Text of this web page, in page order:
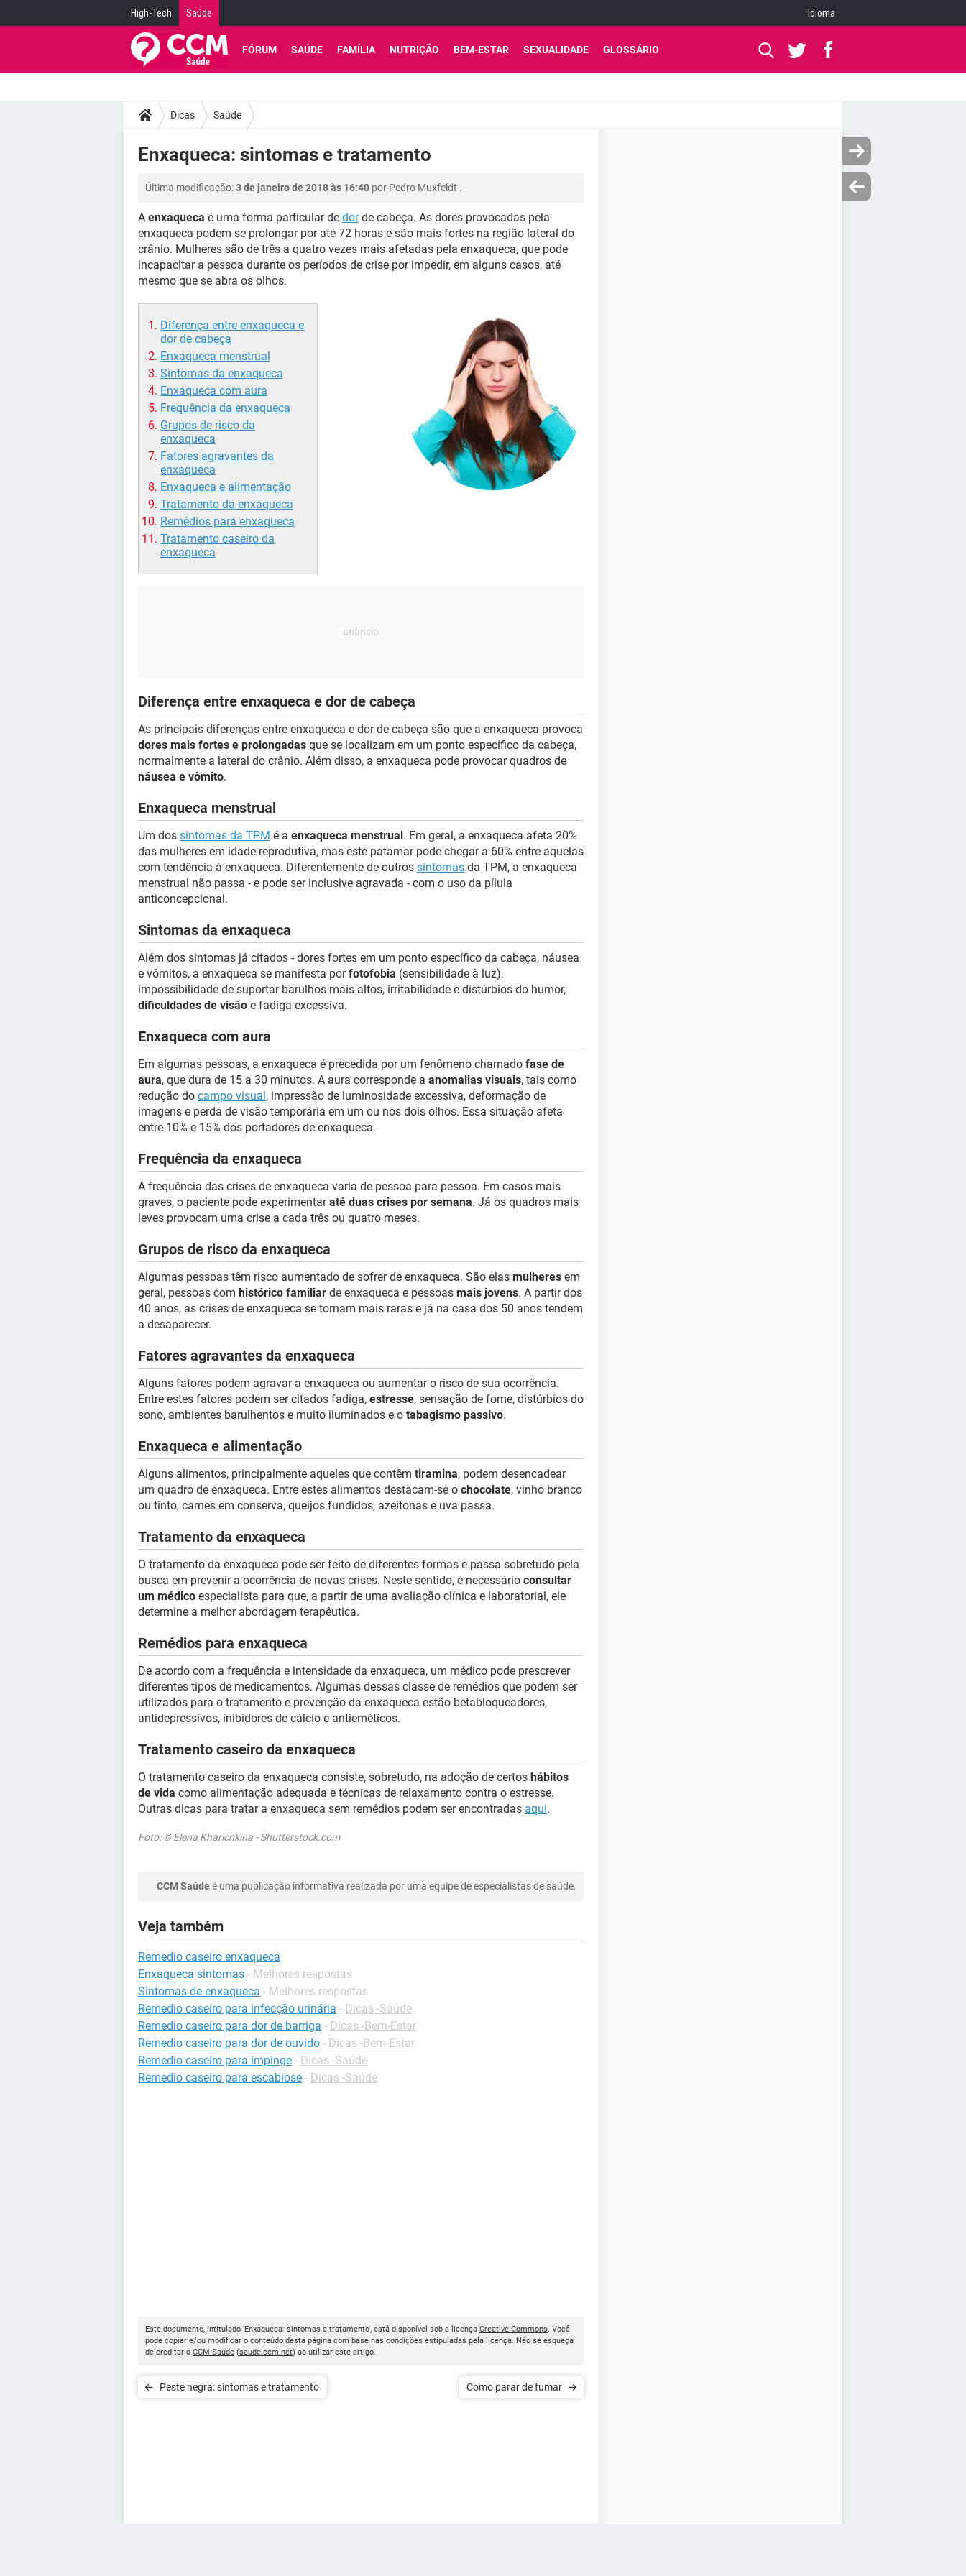
High-Tech Saúde Idioma
FÓRUM SAÚDE FAMÍLIA NUTRIÇÃO BEM-ESTAR SEXUALIDADE GLOSSÁRIO
Dicas Saúde
Enxaqueca: sintomas e tratamento
Última modificação:3 de janeiro de 2018 às 16:40 por Pedro Muxfeldt .
A enxaqueca é uma forma particular de dorde cabeça. As dores provocadas pela
enxaqueca podem se prolongar por até 72 horas e são mais fortes na região lateral do
crânio. Mulheres são de três a quatro vezes mais afetadas pela enxaqueca, que pode
incapacitar a pessoa durante os períodos de crise por impedir, em alguns casos, até
mesmo que se abra os olhos.
Diferença entre enxaqueca e
dor de cabeça
Enxaqueca menstrual
Sintomas da enxaqueca
Enxaqueca com aura
Frequência da enxaqueca
Grupos de risco da
enxaqueca
Fatores agravantes da
enxaqueca
Enxaqueca e alimentação
Tratamento da enxaqueca
Remédios para enxaqueca
Tratamento caseiro da
enxaqueca
Diferença entre enxaqueca e dor de cabeça
As principais diferenças entre enxaqueca e dor de cabeça são que a enxaqueca provoca
dores mais fortes e prolongadas que se localizam em um ponto específico da cabeça,
normalmente a lateral do crânio. Além disso, a enxaqueca pode provocar quadros de
náusea e vômito.
Enxaqueca menstrual
Um dos sintomas da TPM é a enxaqueca menstrual. Em geral, a enxaqueca afeta 20%
das mulheres em idade reprodutiva, mas este patamar pode chegar a 60% entre aquelas
com tendência à enxaqueca. Diferentemente de outros sintomas da TPM, a enxaqueca
menstrual não passa - e pode ser inclusive agravada - com o uso da pílula
anticoncepcional.
Sintomas da enxaqueca
Além dos sintomas já citados - dores fortes em um ponto específico da cabeça, náusea
e vômitos, a enxaqueca se manifesta porfotofobia (sensibilidade à luz),
impossibilidade de suportar barulhos mais altos, irritabilidade e distúrbios do humor,
dificuldades de visão e fadiga excessiva.
Enxaqueca com aura
Em algumas pessoas, a enxaqueca é precedida por um fenômeno chamado fase de
aura, que dura de 15 a 30 minutos. A aura corresponde a anomalias visuais, tais como
redução do campo visual, impressão de luminosidade excessiva, deformação de
imagens e perda de visão temporária em um ou nos dois olhos. Essa situação afeta
entre 10% e 15% dos portadores de enxaqueca.
Frequência da enxaqueca
A frequência das crises de enxaqueca varia de pessoa para pessoa. Em casos mais
graves, o paciente pode experimentaraté duas crises por semana. Já os quadros mais
leves provocam uma crise a cada três ou quatro meses.
Grupos de risco da enxaqueca
Algumas pessoas têm risco aumentado de sofrer de enxaqueca. São elas mulheres em
geral, pessoas com histórico familiar de enxaqueca e pessoas mais jovens. A partir dos
40 anos, as crises de enxaqueca se tornam mais raras e já na casa dos 50 anos tendem
a desaparecer.
Fatores agravantes da enxaqueca
Alguns fatores podem agravar a enxaqueca ou aumentar o risco de sua ocorrência.
Entre estes fatores podem ser citados fadiga, estresse, sensação de fome, distúrbios do
sono, ambientes barulhentos e muito iluminados e o tabagismo passivo.
Enxaqueca e alimentação
Alguns alimentos, principalmente aqueles que contêm tiramina, podem desencadear
um quadro de enxaqueca. Entre estes alimentos destacam-se o chocolate, vinho branco
ou tinto, carnes em conserva, queijos fundidos, azeitonas e uva passa.
Tratamento da enxaqueca
O tratamento da enxaqueca pode ser feito de diferentes formas e passa sobretudo pela
busca em prevenir a ocorrência de novas crises. Neste sentido, é necessário consultar
um médico especialista para que, a partir de uma avaliação clínica e laboratorial, ele
determine a melhor abordagem terapêutica.
Remédios para enxaqueca
De acordo com a frequência e intensidade da enxaqueca, um médico pode prescrever
diferentes tipos de medicamentos. Algumas dessas classe de remédios que podem ser
utilizados para o tratamento e prevenção da enxaqueca estão betabloqueadores,
antidepressivos, inibidores de cálcio e antieméticos.
Tratamento caseiro da enxaqueca
O tratamento caseiro da enxaqueca consiste, sobretudo, na adoção de certos hábitos
de vida como alimentação adequada e técnicas de relaxamento contra o estresse.
Outras dicas para tratar a enxaqueca sem remédios podem ser encontradas aqui.
Foto: © Elena Kharichkina - Shutterstock.com
CCM Saúdeé uma publicação informativa realizada por uma equipe de especialistas de saúde.
Veja também
Remedio caseiro enxaqueca
Enxaqueca sintomas - Melhores respostas
Sintomas de enxaqueca - Melhores respostas
Remedio caseiro para infecção urinária - Dicas -Saúde
Remedio caseiro para dor de barriga - Dicas -Bem-Estar
Remedio caseiro para dor de ouvido - Dicas -Bem-Estar
Remedio caseiro para impinge - Dicas -Saúde
Remedio caseiro para escabiose - Dicas -Saúde
Este documento, intitulado 'Enxaqueca: sintomas e tratamento', está disponível sob a licença Creative Commons. Você
pode copiar e/ou modificar o conteúdo desta página com base nas condições estipuladas pela licença. Não se esqueça
de creditar o CCM Saúde (saude.ccm.net) ao utilizar este artigo.
Peste negra: sintomas e tratamento Como parar de fumar